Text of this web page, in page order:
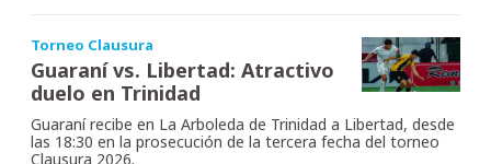
Torneo Clausura
Guaraní vs. Libertad: Atractivo
duelo en Trinidad
Guaraní recibe en La Arboleda de Trinidad a Libertad, desde
las 18:30 en la prosecución de la tercera fecha del torneo
Clausura 2026.